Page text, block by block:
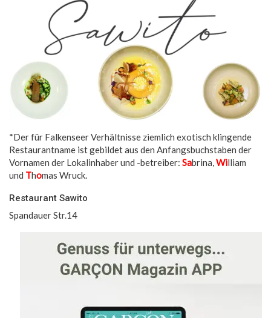
*Der für Falkenseer Verhältnisse ziemlich exotisch klingende
Restaurantname ist gebildet aus den Anfangsbuchstaben der
Vornamen der Lokalinhaber und -betreiber: Sabrina,William
und Thomas Wruck.
Restaurant Sawito
Spandauer Str.14